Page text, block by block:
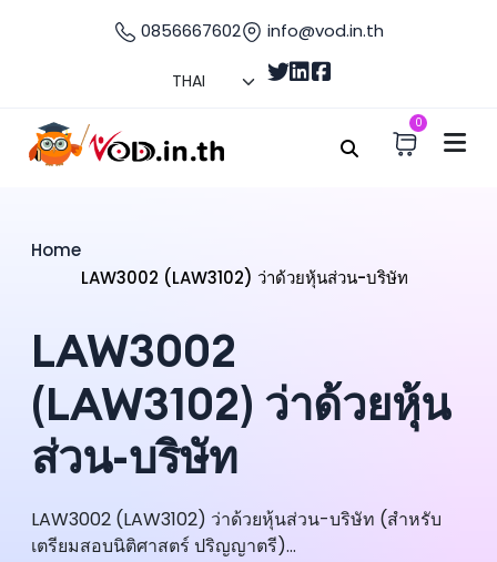
0856667602 info@vod.in.th
0
Home
LAW3002 (LAW3102) ว่าด้วยหุ้นส่วน-บริษัท
LAW3002
(LAW3102) ว่าด้วยหุ้น
ส่วน-บริษัท
LAW3002 (LAW3102) ว่าด้วยหุ้นส่วน-บริษัท (สำหรับ
เตรียมสอบนิติศาสตร์ ปริญญาตรี)...